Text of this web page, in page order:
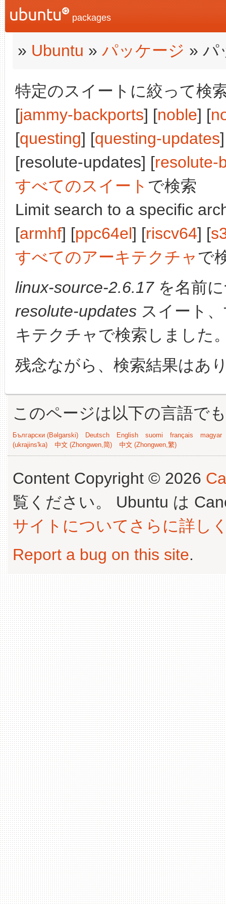
packages
» Ubuntu » パッケージ » パ
特定のスイートに絞って検
[jammy-backports] [noble] [
[questing] [questing-updates
[resolute-updates] [resolute-
すべてのスイート で検索
Limit search to a specific
[armhf] [ppc64el] [riscv64] [
すべてのアーキテクチャで
linux-source-2.6.17を名前に
resolute-updates スイート
キテクチャで検索しました
残念ながら、検索結果はあ
このページは以下の言語で
Български (Bəlgarski) Deutsch English suomi français
magyar
(ukrajins'ka)
中文 (Zhongwen,简) 中文 (Zhongwen,繁)
Content Copyright © 2026
覧ください。 Ubuntu は
サイトについてさらに詳し
Report a bug on this site.